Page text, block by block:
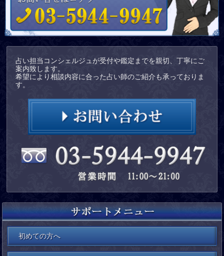
占い担当コンシェルジュが受付や鑑定までを親切、丁寧にご
案内致します。
希望により相談内容に合った占い師のご紹介も承っておりま
す。
初めての方へ